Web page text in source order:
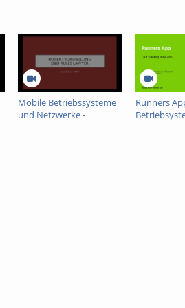
Mobile Betriebssysteme
und Netzwerke -
Runners